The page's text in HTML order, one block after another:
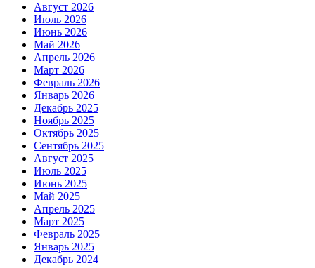
Август 2026
Июль 2026
Июнь 2026
Май 2026
Апрель 2026
Март 2026
Февраль 2026
Январь 2026
Декабрь 2025
Ноябрь 2025
Октябрь 2025
Сентябрь 2025
Август 2025
Июль 2025
Июнь 2025
Май 2025
Апрель 2025
Март 2025
Февраль 2025
Январь 2025
Декабрь 2024